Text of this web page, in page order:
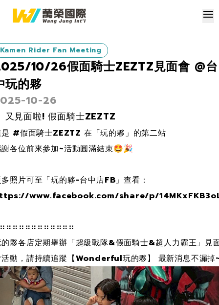
Kamen Rider Fan Meeting
10/26假面騎士ZEZTZ見面會 @台
玩的夥
10-26
又見面啦! 假面騎士ZEZTZ
#假面騎士ZEZTZ 在「玩的夥」的第二站
各位前來參加~活動圓滿結束🤩🎉
照片可至「玩的夥-台中店FB」查看：
www.facebook.com/share/p/
夥各店定期舉辦「超級戰隊&假面騎士&超人力霸王」見
動，請持續追蹤【Wonderful玩的夥】 最新消息不漏掉